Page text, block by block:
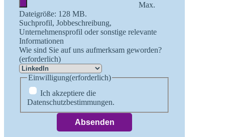
Max.
Dateigröße: 128 MB.
Suchprofil, Jobbeschreibung,
Unternehmensprofil oder sonstige relevante
Informationen
Wie sind Sie auf uns aufmerksam geworden?
(erforderlich)
Einwilligung(erforderlich)
Ich akzeptiere die
Datenschutzbestimmungen.